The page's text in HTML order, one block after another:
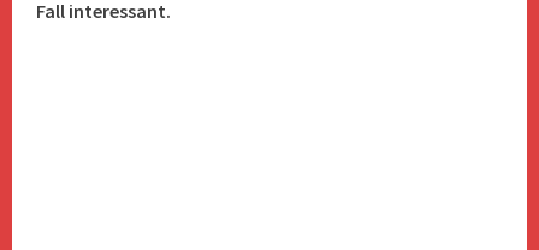
Fall interessant.